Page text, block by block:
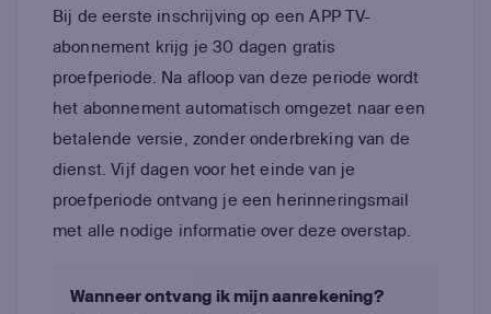
Bij de eerste inschrijving op een APP TV-
abonnement krijg je 30 dagen gratis
proefperiode. Na afloop van deze periode wordt
het abonnement automatisch omgezet naar een
betalende versie, zonder onderbreking van de
dienst. Vijf dagen voor het einde van je
proefperiode ontvang je een herinneringsmail
met alle nodige informatie over deze overstap.
Wanneer ontvang ik mijn aanrekening?